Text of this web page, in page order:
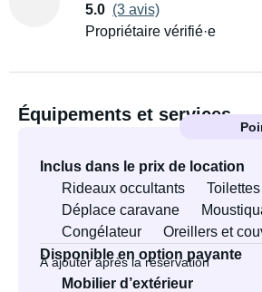
5.0 (3 avis)
Propriétaire vérifié·e
Équipements et services
Inclus dans le prix de location
Rideaux occultants
Toilettes
Déplace caravane
Congélateur
Oreillers et
Disponible en option payante
À ajouter après la réservation
Mobilier d’extérieur